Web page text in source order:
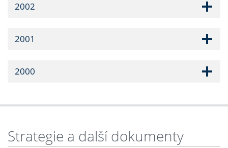
2002
2001
2000
Strategie a další dokumenty